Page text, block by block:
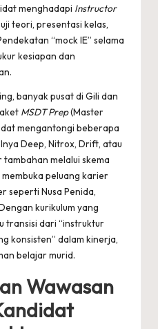
menghadapi Instructor
teori, presentasi kelas,
“mock IE” selama
kesiapan dan
banyak pusat di Gili dan
MSDT Prep(Master
mengantongi beberapa
Deep, Nitrox, Drift, atau
melalui skema
peluang karier
seperti Nusa Penida,
kurikulum yang
transisi dari “instruktur
konsisten” dalam kinerja,
belajar murid.
Wawasan